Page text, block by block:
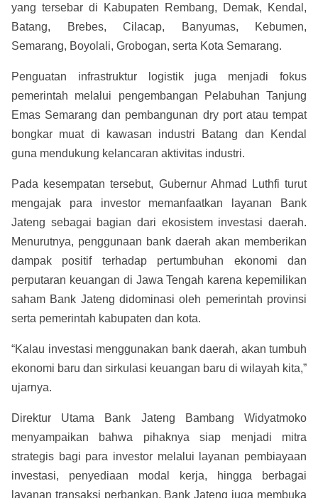
yang tersebar di Kabupaten Rembang, Demak, Kendal,
Batang, Brebes, Cilacap, Banyumas, Kebumen,
Semarang, Boyolali, Grobogan, serta Kota Semarang.
Penguatan infrastruktur logistik juga menjadi fokus
pemerintah melalui pengembangan Pelabuhan Tanjung
Emas Semarang dan pembangunan dry port atau tempat
bongkar muat di kawasan industri Batang dan Kendal
guna mendukung kelancaran aktivitas industri.
Pada kesempatan tersebut, Gubernur Ahmad Luthfi turut
mengajak para investor memanfaatkan layanan Bank
Jateng sebagai bagian dari ekosistem investasi daerah.
Menurutnya, penggunaan bank daerah akan memberikan
dampak positif terhadap pertumbuhan ekonomi dan
perputaran keuangan di Jawa Tengah karena kepemilikan
saham Bank Jateng didominasi oleh pemerintah provinsi
serta pemerintah kabupaten dan kota.
“Kalau investasi menggunakan bank daerah, akan tumbuh
ekonomi baru dan sirkulasi keuangan baru di wilayah kita,”
ujarnya.
Direktur Utama Bank Jateng Bambang Widyatmoko
menyampaikan bahwa pihaknya siap menjadi mitra
strategis bagi para investor melalui layanan pembiayaan
investasi, penyediaan modal kerja, hingga berbagai
layanan transaksi perbankan. Bank Jateng juga membuka